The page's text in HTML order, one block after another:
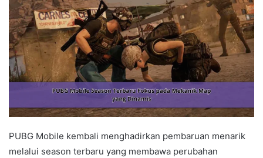
PUBG Mobile kembali menghadirkan pembaruan menarik
melalui season terbaru yang membawa perubahan